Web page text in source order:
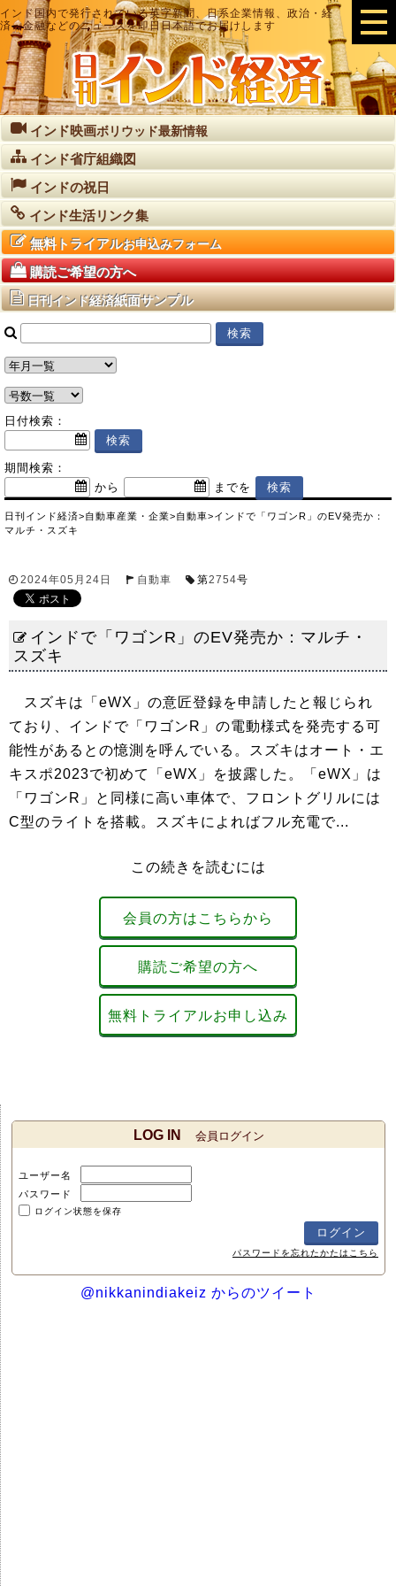
インド国内で発行されている英字新聞、日系企業情報、政治・経
済・金融などのニュースを即日日本語でお届けします
インド映画ボリウッド最新情報
インド省庁組織図
インドの祝日
インド生活リンク集
無料トライアルお申込みフォーム
購読ご希望の方へ
日刊インド経済紙面サンプル
日付検索：
期間検索：
から
までを
日刊インド経済>自動車産業・企業>自動車>インドで「ワゴンR」のEV発売か：
マルチ・スズキ
2024年05月24日 自動車 第2754号
インドで「ワゴンR」のEV発売か：マルチ・
スズキ
スズキは「eWX」の意匠登録を申請したと報じられ
ており、インドで「ワゴンR」の電動様式を発売する可
能性があるとの憶測を呼んでいる。スズキはオート・エ
キスポ2023で初めて「eWX」を披露した。「eWX」は
「ワゴンR」と同様に高い車体で、フロントグリルには
C型のライトを搭載。スズキによればフル充電で...
この続きを読むには
会員の方はこちらから
購読ご希望の方へ
無料トライアルお申し込み
LOG IN 会員ログイン
ユーザー名
パスワード
ログイン状態を保存
パスワードを忘れたかたはこちら
@nikkanindiakeiz からのツイート